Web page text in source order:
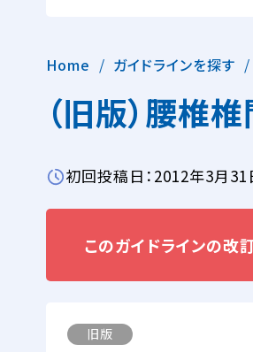
Home ガイドラインを探す
（旧版）腰椎
初回投稿日：2012年3月31
このガイドラインの改
旧版